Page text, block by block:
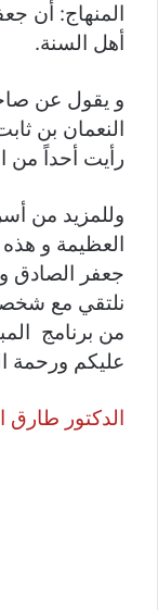
المنهاج: أن
أهل السنة.
و يقول عن
النعمان بن
رأيت أحداً من
وللمزيد من
العظيمة و
جعفر الصادق
نلتقي مع
من برنامج
عليكم ورحمة
الدكتور طارق